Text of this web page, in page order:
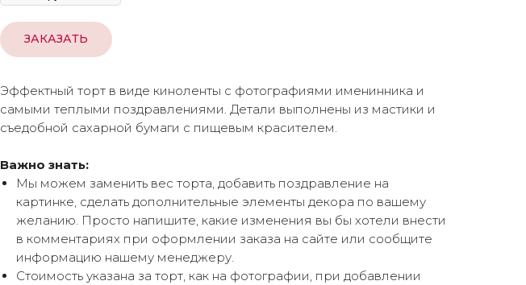
ЗАКАЗАТЬ
Эффектный торт в виде киноленты с фотографиями именинника и
самыми теплыми поздравлениями. Детали выполнены из мастики и
съедобной сахарной бумаги с пищевым красителем.
Важно знать:
Мы можем заменить вес торта, добавить поздравление на
картинке, сделать дополнительные элементы декора по вашему
желанию. Просто напишите, какие изменения вы бы хотели внести
в комментариях при оформлении заказа на сайте или сообщите
информацию нашему менеджеру.
Стоимость указана за торт, как на фотографии, при добавлении